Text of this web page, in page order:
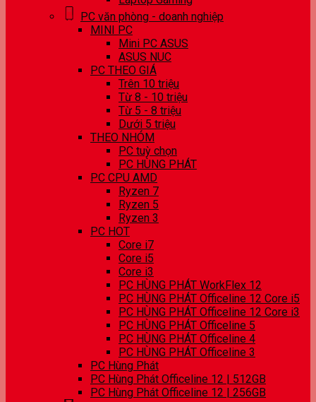
PC văn phòng - doanh nghiệp
MINI PC
Mini PC ASUS
ASUS NUC
PC THEO GIÁ
Trên 10 triệu
Từ 8 - 10 triệu
Từ 5 - 8 triệu
Dưới 5 triệu
THEO NHÓM
PC tuỳ chọn
PC HÙNG PHÁT
PC CPU AMD
Ryzen 7
Ryzen 5
Ryzen 3
PC HOT
Core i7
Core i5
Core i3
PC HÙNG PHÁT WorkFlex 12
PC HÙNG PHÁT Officeline 12 Core i5
PC HÙNG PHÁT Officeline 12 Core i3
PC HÙNG PHÁT Officeline 5
PC HÙNG PHÁT Officeline 4
PC HÙNG PHÁT Officeline 3
PC Hùng Phát
PC Hùng Phát Officeline 12 | 512GB
PC Hùng Phát Officeline 12 | 256GB